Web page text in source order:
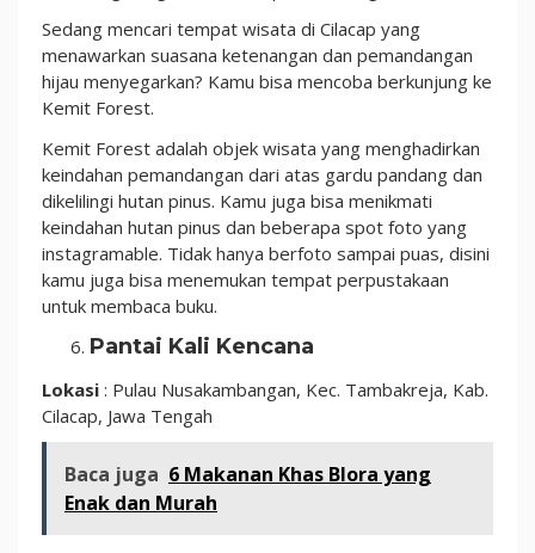
Sedang mencari tempat wisata di Cilacap yang
menawarkan suasana ketenangan dan pemandangan
hijau menyegarkan? Kamu bisa mencoba berkunjung ke
Kemit Forest.
Kemit Forest adalah objek wisata yang menghadirkan
keindahan pemandangan dari atas gardu pandang dan
dikelilingi hutan pinus. Kamu juga bisa menikmati
keindahan hutan pinus dan beberapa spot foto yang
instagramable. Tidak hanya berfoto sampai puas, disini
kamu juga bisa menemukan tempat perpustakaan
untuk membaca buku.
Pantai Kali Kencana
Lokasi : Pulau Nusakambangan, Kec. Tambakreja, Kab.
Cilacap, Jawa Tengah
Baca juga 6 Makanan Khas Blora yang
Enak dan Murah